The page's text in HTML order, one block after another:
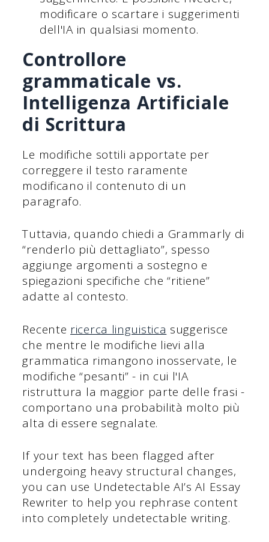
modificare o scartare i suggerimenti
dell'IA in qualsiasi momento.
Controllore
grammaticale vs.
Intelligenza Artificiale
di Scrittura
Le modifiche sottili apportate per
correggere il testo raramente
modificano il contenuto di un
paragrafo.
Tuttavia, quando chiedi a Grammarly di
“renderlo più dettagliato”, spesso
aggiunge argomenti a sostegno e
spiegazioni specifiche che “ritiene”
adatte al contesto.
Recente ricerca linguistica suggerisce
che mentre le modifiche lievi alla
grammatica rimangono inosservate, le
modifiche “pesanti” - in cui l'IA
ristruttura la maggior parte delle frasi -
comportano una probabilità molto più
alta di essere segnalate.
If your text has been flagged after
undergoing heavy structural changes,
you can use Undetectable AI’s AI Essay
Rewriter to help you rephrase content
into completely undetectable writing.